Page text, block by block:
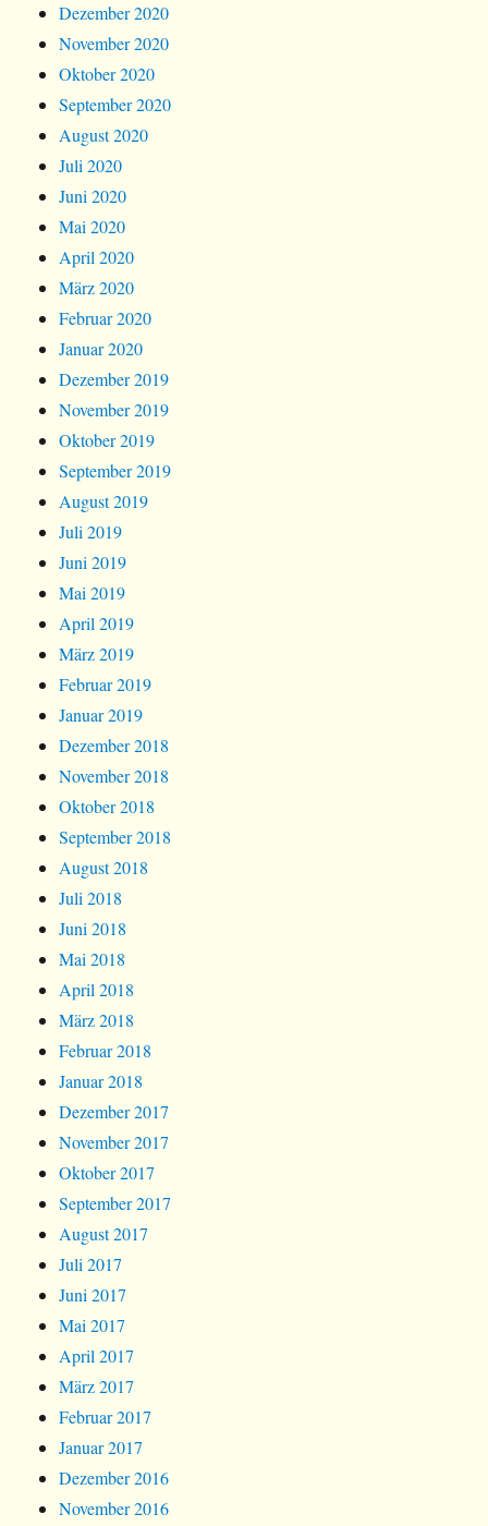
Dezember 2020
November 2020
Oktober 2020
September 2020
August 2020
Juli 2020
Juni 2020
Mai 2020
April 2020
März 2020
Februar 2020
Januar 2020
Dezember 2019
November 2019
Oktober 2019
September 2019
August 2019
Juli 2019
Juni 2019
Mai 2019
April 2019
März 2019
Februar 2019
Januar 2019
Dezember 2018
November 2018
Oktober 2018
September 2018
August 2018
Juli 2018
Juni 2018
Mai 2018
April 2018
März 2018
Februar 2018
Januar 2018
Dezember 2017
November 2017
Oktober 2017
September 2017
August 2017
Juli 2017
Juni 2017
Mai 2017
April 2017
März 2017
Februar 2017
Januar 2017
Dezember 2016
November 2016